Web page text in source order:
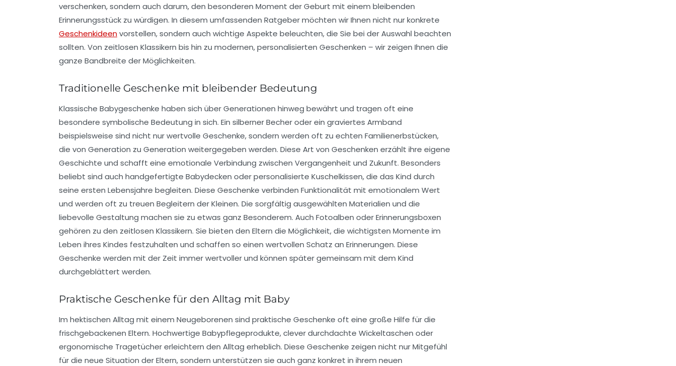
verschenken, sondern auch darum, den besonderen Moment der Geburt mit einem bleibenden
Erinnerungsstück zu würdigen. In diesem umfassenden Ratgeber möchten wir Ihnen nicht nur konkrete
Geschenkideenvorstellen, sondern auch wichtige Aspekte beleuchten, die Sie bei der Auswahl beachten
sollten. Von zeitlosen Klassikern bis hin zu modernen, personalisierten Geschenken – wir zeigen Ihnen die
ganze Bandbreite der Möglichkeiten.
Traditionelle Geschenke mit bleibender Bedeutung
Klassische Babygeschenke haben sich über Generationen hinweg bewährt und tragen oft eine
besondere symbolische Bedeutung in sich. Ein silberner Becher oder ein graviertes Armband
beispielsweise sind nicht nur wertvolle Geschenke, sondern werden oft zu echten Familienerbstücken,
die von Generation zu Generation weitergegeben werden. Diese Art von Geschenken erzählt ihre eigene
Geschichte und schafft eine emotionale Verbindung zwischen Vergangenheit und Zukunft. Besonders
beliebt sind auch handgefertigte Babydecken oder personalisierte Kuschelkissen, die das Kind durch
seine ersten Lebensjahre begleiten. Diese Geschenke verbinden Funktionalität mit emotionalem Wert
und werden oft zu treuen Begleitern der Kleinen. Die sorgfältig ausgewählten Materialien und die
liebevolle Gestaltung machen sie zu etwas ganz Besonderem. Auch Fotoalben oder Erinnerungsboxen
gehören zu den zeitlosen Klassikern. Sie bieten den Eltern die Möglichkeit, die wichtigsten Momente im
Leben ihres Kindes festzuhalten und schaffen so einen wertvollen Schatz an Erinnerungen. Diese
Geschenke werden mit der Zeit immer wertvoller und können später gemeinsam mit dem Kind
durchgeblättert werden.
Praktische Geschenke für den Alltag mit Baby
Im hektischen Alltag mit einem Neugeborenen sind praktische Geschenke oft eine große Hilfe für die
frischgebackenen Eltern. Hochwertige Babypflegeprodukte, clever durchdachte Wickeltaschen oder
ergonomische Tragetücher erleichtern den Alltag erheblich. Diese Geschenke zeigen nicht nur Mitgefühl
für die neue Situation der Eltern, sondern unterstützen sie auch ganz konkret in ihrem neuen